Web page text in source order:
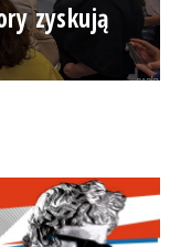
zyskują